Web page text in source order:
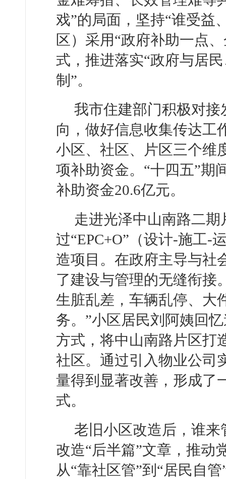
戏”的局面，坚持“谁受益
区）采用“政府补助一点
式，推进落实“政府与居
制”。
我市住建部门积极对
向，做好信息收集传达工
小区、社区、片区三个维
项补助资金。“十四五”期
补助资金20.6亿元。
走进光泽中山南路二
过“EPC+O”（设计-施工-
造项目。在政府主导与社
了建设与管理的无缝衔接
生脏乱差，车辆乱停、大
务。”小区居民刘阿姨回
方式，将中山南路片区打
社区。通过引入物业公司
量得到显著改善，形成了
式。
老旧小区改造后，谁
改造“后半篇”文章，推动
从“靠社区管”到“居民自